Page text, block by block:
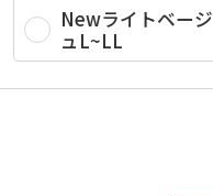
Newライトベージ
ュL~LL